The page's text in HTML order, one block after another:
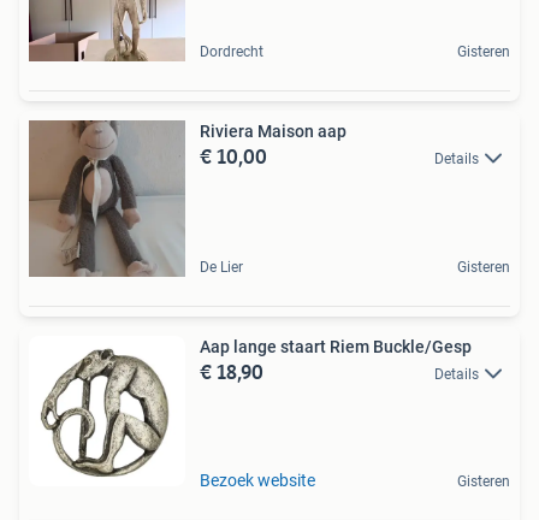
Dordrecht Gisteren
Riviera Maison aap
€ 10,00 Details
De Lier Gisteren
Aap lange staart Riem Buckle/Gesp
€ 18,90 Details
Bezoek website Gisteren